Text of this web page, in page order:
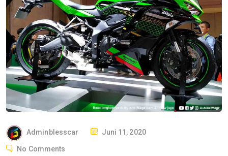
Adminblesscar Juni 11, 2020
No Comments